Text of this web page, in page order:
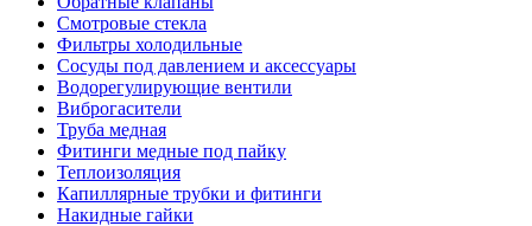
Смотровые стекла
Фильтры холодильные
Сосуды под давлением и аксессуары
Водорегулирующие вентили
Виброгасители
Труба медная
Фитинги медные под пайку
Теплоизоляция
Капиллярные трубки и фитинги
Накидные гайки